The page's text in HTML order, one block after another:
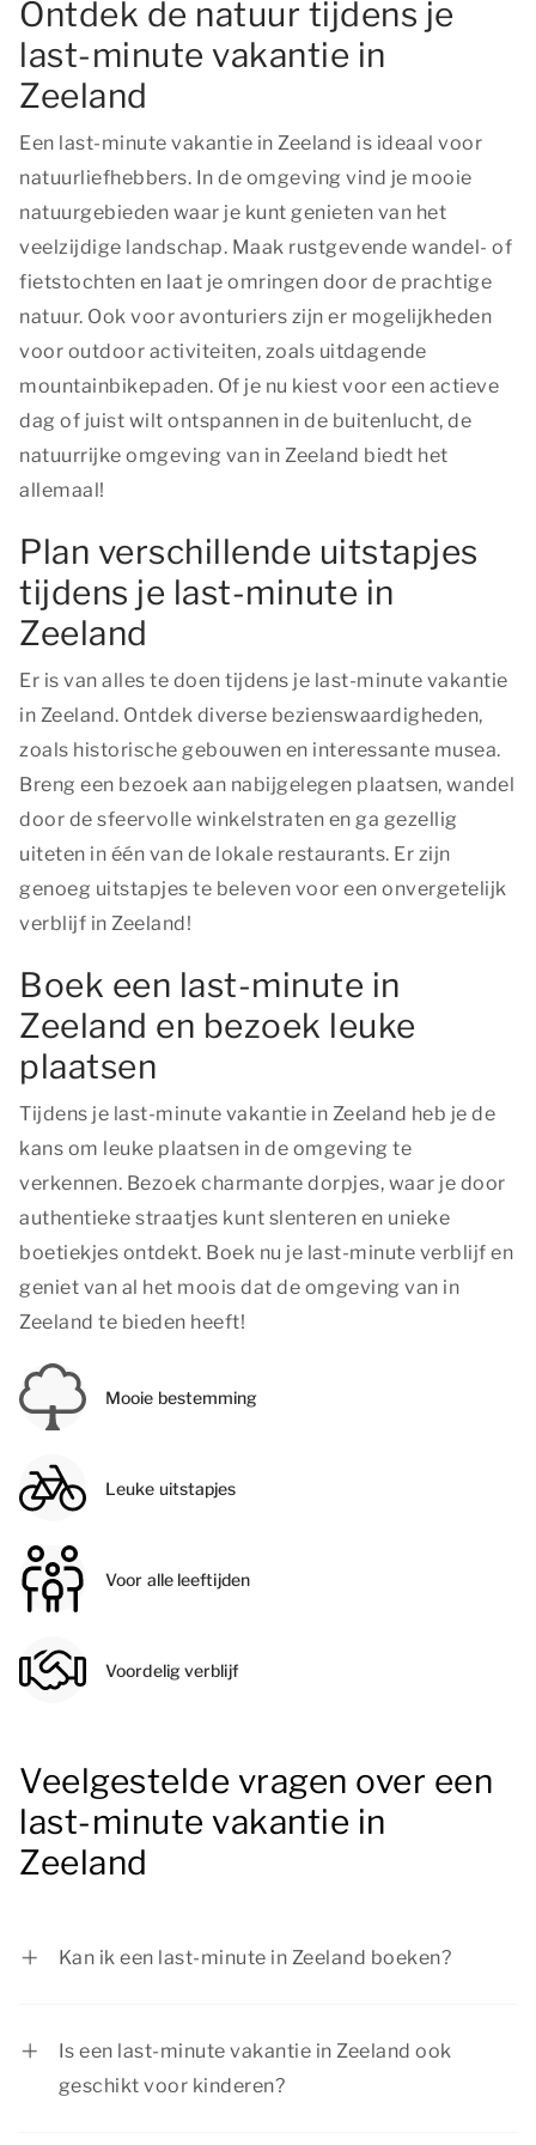
Ontdek de natuur tijdens je
last-minute vakantie in
Zeeland
Een last-minute vakantie in Zeeland is ideaal voor
natuurliefhebbers. In de omgeving vind je mooie
natuurgebieden waar je kunt genieten van het
veelzijdige landschap. Maak rustgevende wandel- of
fietstochten en laat je omringen door de prachtige
natuur. Ook voor avonturiers zijn er mogelijkheden
voor outdoor activiteiten, zoals uitdagende
mountainbikepaden. Of je nu kiest voor een actieve
dag of juist wilt ontspannen in de buitenlucht, de
natuurrijke omgeving van in Zeeland biedt het
allemaal!
Plan verschillende uitstapjes
tijdens je last-minute in
Zeeland
Er is van alles te doen tijdens je last-minute vakantie
in Zeeland. Ontdek diverse bezienswaardigheden,
zoals historische gebouwen en interessante musea.
Breng een bezoek aan nabijgelegen plaatsen, wandel
door de sfeervolle winkelstraten en ga gezellig
uiteten in één van de lokale restaurants. Er zijn
genoeg uitstapjes te beleven voor een onvergetelijk
verblijf in Zeeland!
Boek een last-minute in
Zeeland en bezoek leuke
plaatsen
Tijdens je last-minute vakantie in Zeeland heb je de
kans om leuke plaatsen in de omgeving te
verkennen. Bezoek charmante dorpjes, waar je door
authentieke straatjes kunt slenteren en unieke
boetiekjes ontdekt. Boek nu je last-minute verblijf en
geniet van al het moois dat de omgeving van in
Zeeland te bieden heeft!
Mooie bestemming
Leuke uitstapjes
Voor alle leeftijden
Voordelig verblijf
Veelgestelde vragen over een
last-minute vakantie in
Zeeland
Kan ik een last-minute in Zeeland boeken?
Is een last-minute vakantie in Zeeland ook
geschikt voor kinderen?